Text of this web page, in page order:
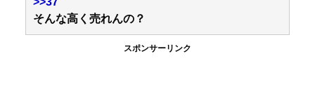
そんな高く売れんの？
スポンサーリンク